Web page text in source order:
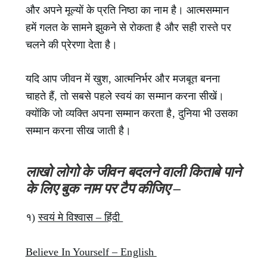
और अपने मूल्यों के प्रति निष्ठा का नाम है। आत्मसम्मान
हमें गलत के सामने झुकने से रोकता है और सही रास्ते पर
चलने की प्रेरणा देता है।
यदि आप जीवन में खुश, आत्मनिर्भर और मजबूत बनना
चाहते हैं, तो सबसे पहले स्वयं का सम्मान करना सीखें।
क्योंकि जो व्यक्ति अपना सम्मान करता है, दुनिया भी उसका
सम्मान करना सीख जाती है।
लाखो लोगो के जीवन बदलने वाली किताबे पाने
के लिए बुक नाम पर टैप कीजिए –
१)स्वयं मे विश्वास – हिंदी
Believe In Yourself – English